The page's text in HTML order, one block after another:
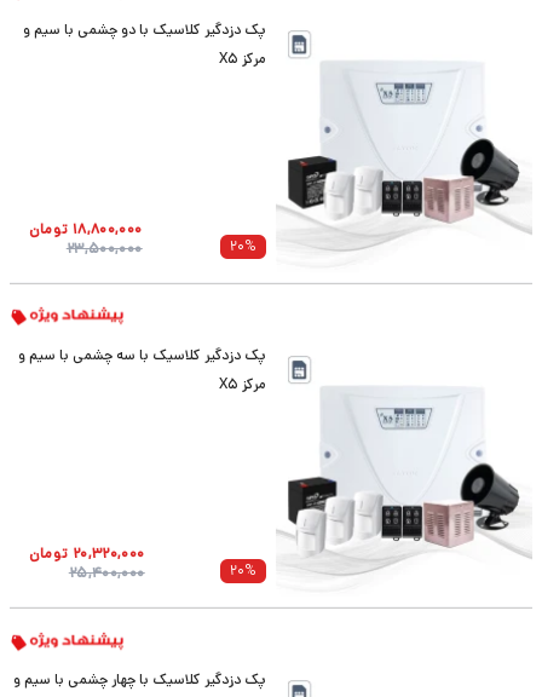
پک دزدگیر کلاسیک با دو چشمی با سیم و
مرکز X5
20%
18,800,000 تومان
23,500,000
پک دزدگیر کلاسیک با سه چشمی با سیم و
مرکز X5
20%
20,320,000 تومان
25,400,000
پک دزدگیر کلاسیک با چهار چشمی با سیم و